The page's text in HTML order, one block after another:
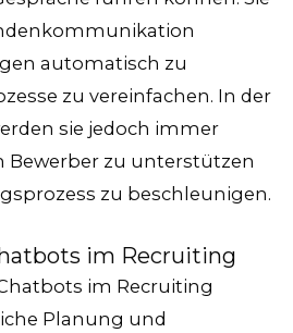
automatisch zu
zu vereinfachen. In der
sie jedoch immer
zu unterstützen
zu beschleunigen.
im Recruiting
im Recruiting
Planung und